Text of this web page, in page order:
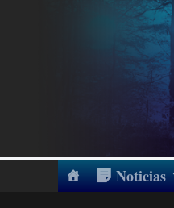
Noticias